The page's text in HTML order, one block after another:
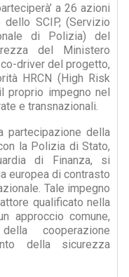
a 26 azioni
SCIP, (Servizio
di Polizia) del
del Ministero
driver del progetto,
HRCN (High Risk
proprio impegno nel
e transnazionali.
partecipazione della
la Polizia di Stato,
di Finanza, si
europea di contrasto
Tale impegno
qualificato nella
approccio comune,
cooperazione
della sicurezza